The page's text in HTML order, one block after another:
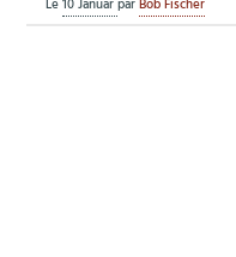
Le10 JanuarparBob Fischer